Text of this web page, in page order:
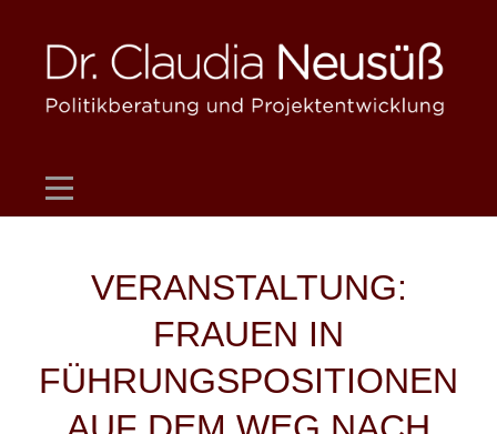
content
VERANSTALTUNG:
FRAUEN IN
FÜHRUNGSPOSITIONEN
Beitragsnavigation